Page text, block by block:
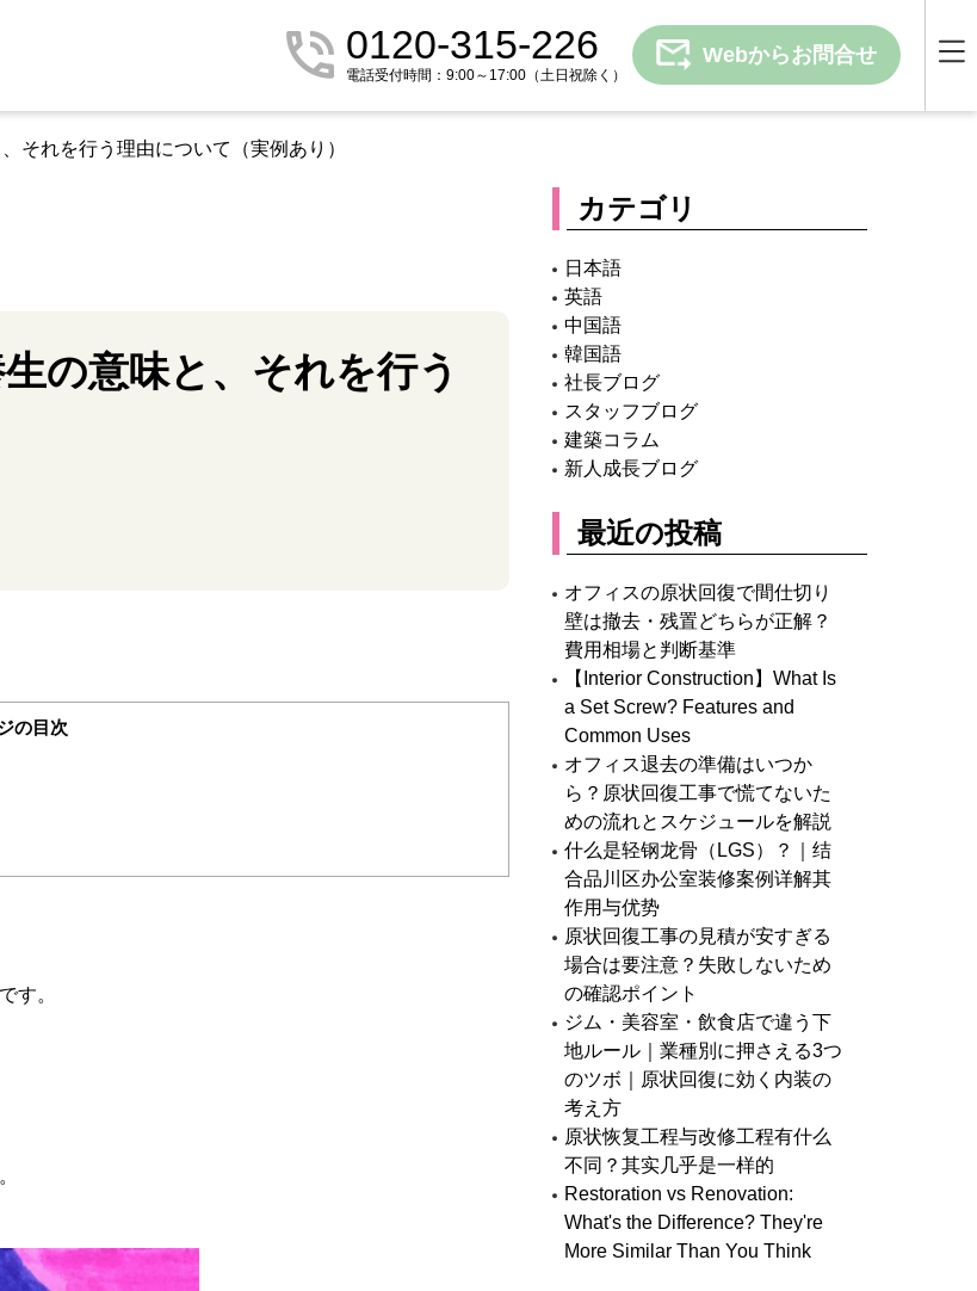
0120-315-226
電話受付時間：9:00～17:00 （土日祝除く）
Webからお問合せ
それを行う理由について（実例あり）
の意味と、それを行う
の目次
す。
カテゴリ
日本語
英語
中国語
韓国語
社長ブログ
スタッフブログ
建築コラム
新人成長ブログ
最近の投稿
オフィスの原状回復で間仕切り
壁は撤去・残置どちらが正解？
費用相場と判断基準
【Interior Construction】What Is
a Set Screw? Features and
Common Uses
オフィス退去の準備はいつか
ら？原状回復工事で慌てないた
めの流れとスケジュールを解説
什么是轻钢龙骨（LGS）？｜结
合品川区办公室装修案例详解其
作用与优势
原状回復工事の見積が安すぎる
場合は要注意？失敗しないため
の確認ポイント
ジム・美容室・飲食店で違う下
地ルール｜業種別に押さえる3つ
のツボ｜原状回復に効く内装の
考え方
原状恢复工程与改修工程有什么
不同？其实几乎是一样的
Restoration vs Renovation:
What's the Difference? They're
More Similar Than You Think